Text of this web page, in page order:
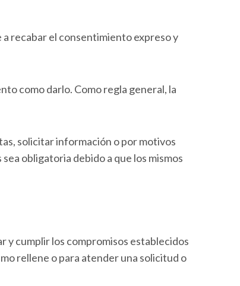
recabar el consentimiento expreso y
como darlo. Como regla general, la
solicitar información o por motivos
obligatoria debido a que los mismos
y cumplir los compromisos establecidos
rellene o para atender una solicitud o